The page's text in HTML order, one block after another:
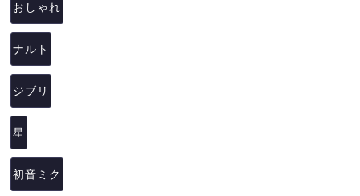
おしゃれ
ナルト
ジブリ
星
初音ミク